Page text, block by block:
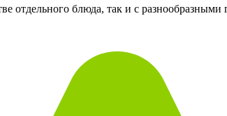
отдельного блюда, так и с разнообразными